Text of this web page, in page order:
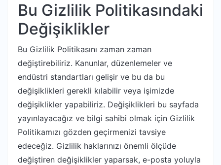
Bu Gizlilik Politikasındaki
Değişiklikler
Bu Gizlilik Politikasını zaman zaman
değiştirebiliriz. Kanunlar, düzenlemeler ve
endüstri standartları gelişir ve bu da bu
değişiklikleri gerekli kılabilir veya işimizde
değişiklikler yapabiliriz. Değişiklikleri bu sayfada
yayınlayacağız ve bilgi sahibi olmak için Gizlilik
Politikamızı gözden geçirmenizi tavsiye
edeceğiz. Gizlilik haklarınızı önemli ölçüde
değiştiren değişiklikler yaparsak, e-posta yoluyla